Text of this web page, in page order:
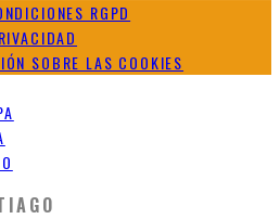
RGPD
SOBRE LAS COOKIES